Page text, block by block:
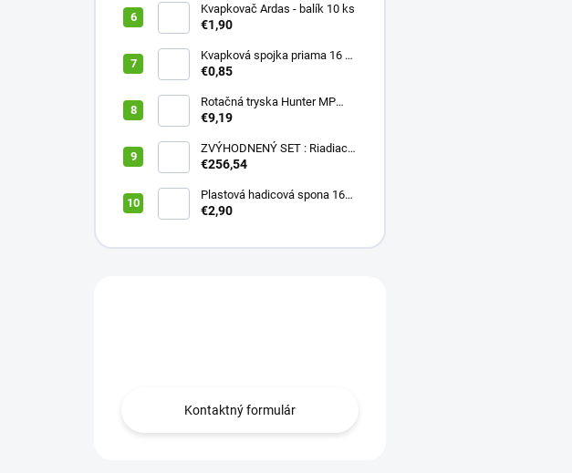
Kvapkovač Ardas - balík 10 ks
€1,90
Kvapková spojka priama 16 x
16 (balík 10 ks)
€0,85
Rotačná tryska Hunter MP
2000 90
€9,19
ZVÝHODNENÝ SET : Riadiaca
jednotka X2 401E + WAND
€256,54
Plastová hadicová spona 16
mm (balík 10 ks)
€2,90
Kontaktný formulár